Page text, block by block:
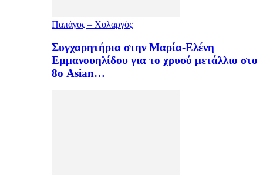
Παπάγος – Χολαργός
Συγχαρητήρια στην Μαρία-Ελένη
Εμμανουηλίδου για το χρυσό μετάλλιο στο
8ο Asian…